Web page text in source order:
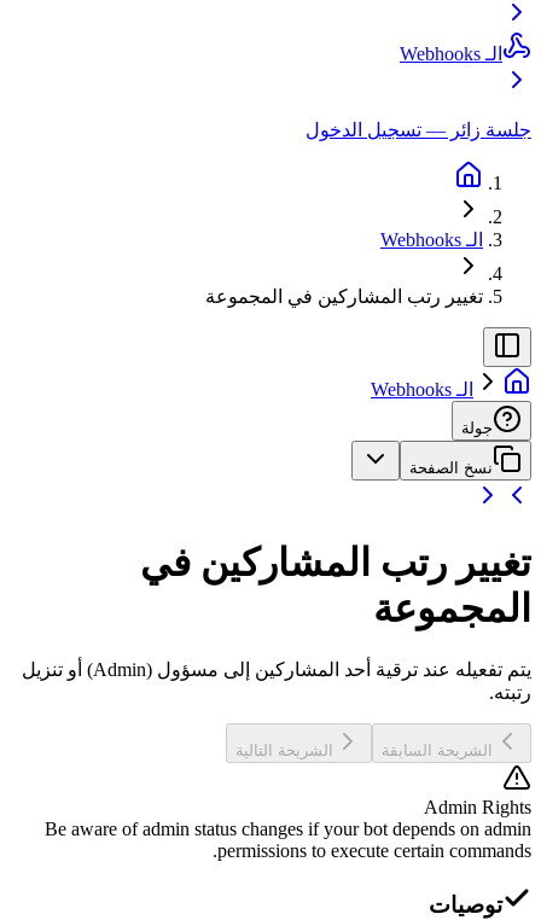
الـ Webhooks
جلسة زائر — تسجيل الدخول
الـ Webhooks
تغيير رتب المشاركين في المجموعة
الـ Webhooks
جولة
نسخ الصفحة
تغيير رتب المشاركين في
المجموعة
يتم تفعيله عند ترقية أحد المشاركين إلى مسؤول (Admin) أو تنزيل
رتبته.
الشريحة السابقة الشريحة التالية
Admin Rights
Be aware of admin status changes if your bot depends on admin
permissions to execute certain commands.
توصيات